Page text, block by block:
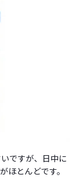
ですが、日中に
ほとんどです。